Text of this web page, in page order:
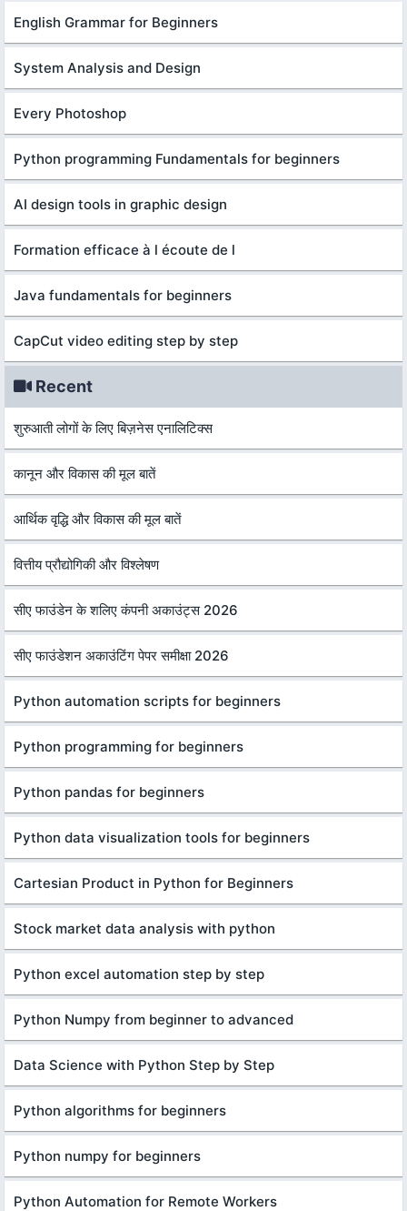
English Grammar for Beginners
System Analysis and Design
Every Photoshop
Python programming Fundamentals for beginners
AI design tools in graphic design
Formation efficace à l écoute de l
Java fundamentals for beginners
CapCut video editing step by step
Recent
शुरुआती लोगों के लिए बिज़नेस एनालिटिक्स
कानून और विकास की मूल बातें
आर्थिक वृद्धि और विकास की मूल बातें
वित्तीय प्रौद्योगिकी और विश्लेषण
सीए फाउंडेन के शलिए कंपनी अकाउंट्स 2026
सीए फाउंडेशन अकाउंटिंग पेपर समीक्षा 2026
Python automation scripts for beginners
Python programming for beginners
Python pandas for beginners
Python data visualization tools for beginners
Cartesian Product in Python for Beginners
Stock market data analysis with python
Python excel automation step by step
Python Numpy from beginner to advanced
Data Science with Python Step by Step
Python algorithms for beginners
Python numpy for beginners
Python Automation for Remote Workers